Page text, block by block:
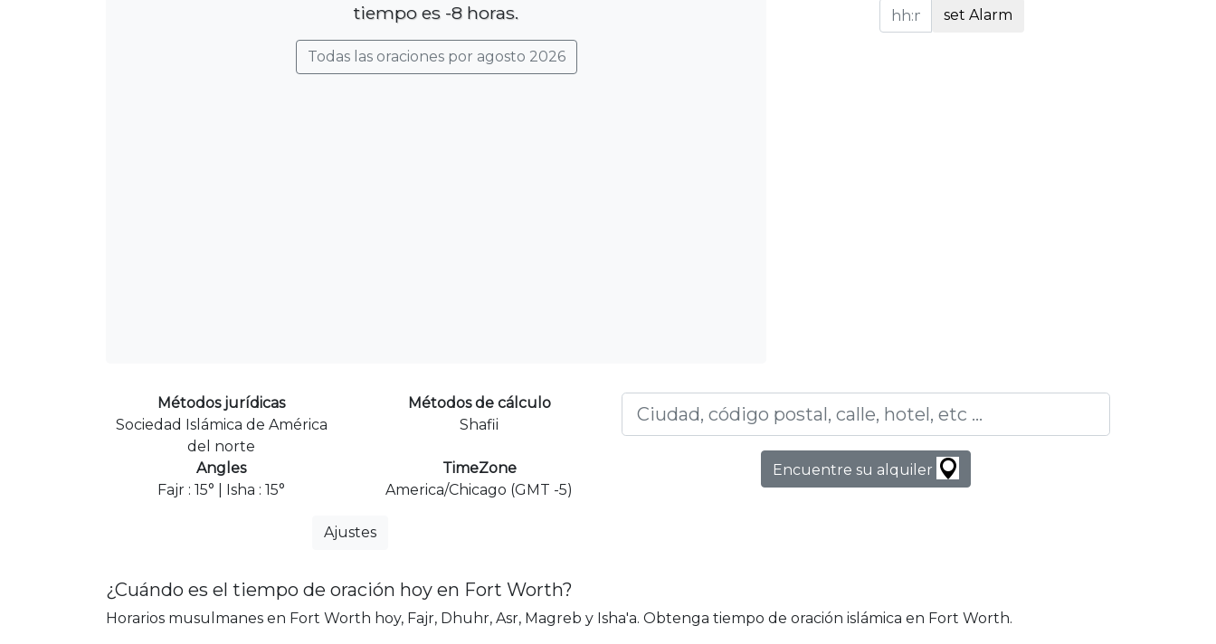
tiempo es -8 horas.
Todas las oraciones por agosto 2026
set Alarm
Métodos jurídicas
Sociedad Islámica de América
del norte
Métodos de cálculo
Shafii
Angles
Fajr : 15° | Isha : 15°
TimeZone
America/Chicago (GMT -5)
Ajustes
Encuentre su alquiler
¿Cuándo es el tiempo de oración hoy en Fort Worth?
Horarios musulmanes en Fort Worth hoy, Fajr, Dhuhr, Asr, Magreb y Isha'a. Obtenga tiempo de oración islámica en Fort Worth.